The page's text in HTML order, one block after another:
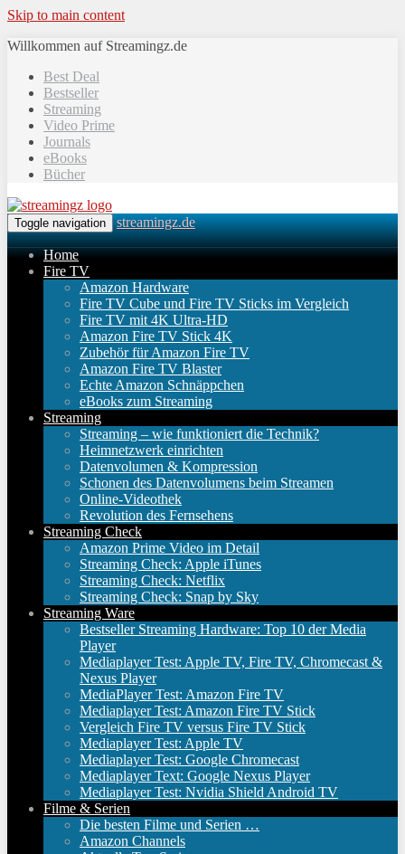
Skip to main content
Willkommen auf Streamingz.de
Best Deal
Bestseller
Streaming
Video Prime
Journals
eBooks
Bücher
Toggle navigation streamingz.de
Home
Fire TV
Amazon Hardware
Fire TV Cube und Fire TV Sticks im Vergleich
Fire TV mit 4K Ultra-HD
Amazon Fire TV Stick 4K
Zubehör für Amazon Fire TV
Amazon Fire TV Blaster
Echte Amazon Schnäppchen
eBooks zum Streaming
Streaming
Streaming – wie funktioniert die Technik?
Heimnetzwerk einrichten
Datenvolumen & Kompression
Schonen des Datenvolumens beim Streamen
Online-Videothek
Revolution des Fernsehens
Streaming Check
Amazon Prime Video im Detail
Streaming Check: Apple iTunes
Streaming Check: Netflix
Streaming Check: Snap by Sky
Streaming Ware
Bestseller Streaming Hardware: Top 10 der Media
Player
Mediaplayer Test: Apple TV, Fire TV, Chromecast &
Nexus Player
MediaPlayer Test: Amazon Fire TV
Mediaplayer Test: Amazon Fire TV Stick
Vergleich Fire TV versus Fire TV Stick
Mediaplayer Test: Apple TV
Mediaplayer Test: Google Chromecast
Mediaplayer Text: Google Nexus Player
Mediaplayer Test: Nvidia Shield Android TV
Filme & Serien
Die besten Filme und Serien …
Amazon Channels